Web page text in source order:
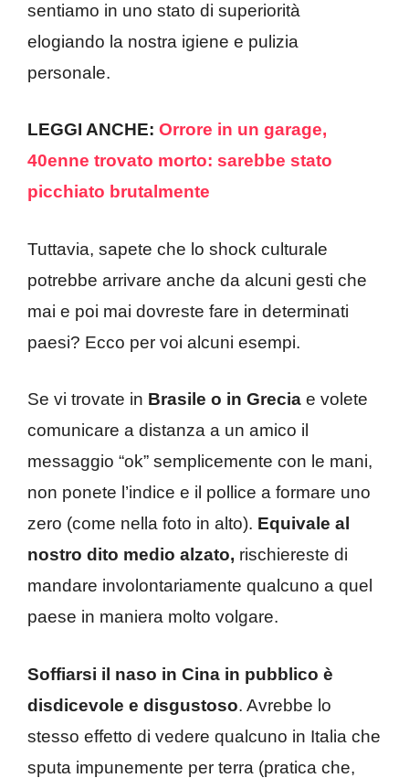
sentiamo in uno stato di superiorità
elogiando la nostra igiene e pulizia
personale.
LEGGI ANCHE: Orrore in un garage,
40enne trovato morto: sarebbe stato
picchiato brutalmente
Tuttavia, sapete che lo shock culturale
potrebbe arrivare anche da alcuni gesti che
mai e poi mai dovreste fare in determinati
paesi? Ecco per voi alcuni esempi.
Se vi trovate in Brasile o in Grecia e volete
comunicare a distanza a un amico il
messaggio “ok” semplicemente con le mani,
non ponete l’indice e il pollice a formare uno
zero (come nella foto in alto). Equivale al
nostro dito medio alzato, rischiereste di
mandare involontariamente qualcuno a quel
paese in maniera molto volgare.
Soffiarsi il naso in Cina in pubblico è
disdicevole e disgustoso. Avrebbe lo
stesso effetto di vedere qualcuno in Italia che
sputa impunemente per terra (pratica che,